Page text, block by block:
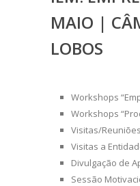
MAIO |
LOBOS
Workshops
Workshops
Visitas/
Visitas a
Divulgação de
Sessão